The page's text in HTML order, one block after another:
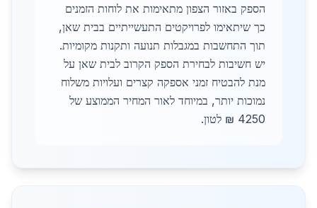
הספק באזור הצפון מתאימות את לוחות הזמנים
כך שיתאימו לפרויקטים התעשייתיים בבית שאן,
תוך התחשבות במגבלות תנועה ותקנות מקומיות.
יש חשיבות לבחירת הספק הקרוב לבית שאן על
מנת להבטיח זמני אספקה קצרים ועלויות משלוח
נמוכות יותר, במיוחד לאור המחיר הממוצע של
4250 ₪ לטון.